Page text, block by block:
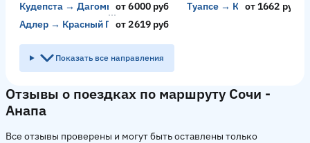
Кудепста → Дагомысот 6000 руб Туапсе → Крымскот 1662 руб
Адлер → Красный Пахарьот 2619 руб
Показать все направления
Отзывы о поездках по маршруту Сочи -
Анапа
Все отзывы проверены и могут быть оставлены только